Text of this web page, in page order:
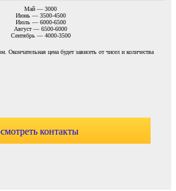
Май — 3000
Июнь — 3500-4500
Июль — 6000-6500
Август — 6500-6000
Сентябрь — 4000-3500
Окончательная цена будет зависеть от чисел и количества
контакты